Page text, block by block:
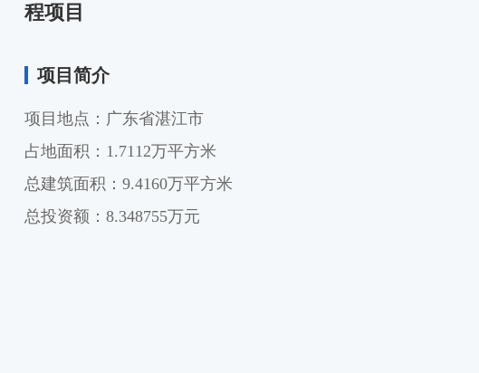
程项目
项目简介
项目地点：广东省湛江市
占地面积：1.7112万平方米
总建筑面积：9.4160万平方米
总投资额：8.348755万元